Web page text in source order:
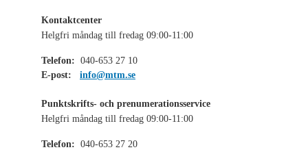
Kontaktcenter
Helgfri måndag till fredag 09:00-11:00
Telefon: 040-653 27 10
E-post:
info@mtm.se
Punktskrifts- och prenumerationsservice
Helgfri måndag till fredag 09:00-11:00
Telefon: 040-653 27 20